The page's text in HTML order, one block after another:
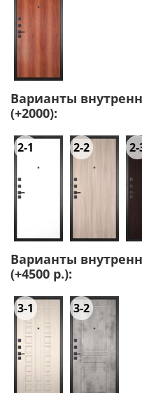
Варианты
(+2000):
2-1 2-2 2-
Варианты
(+4500 р.):
3-1 3-2